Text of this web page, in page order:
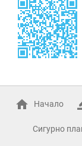
Начало
Сигурно